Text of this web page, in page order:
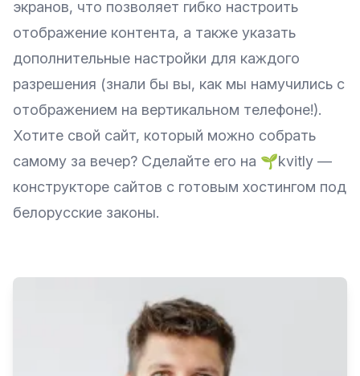
экранов, что позволяет гибко настроить
отображение контента, а также указать
дополнительные настройки для каждого
разрешения (знали бы вы, как мы намучились с
отображением на вертикальном телефоне!).
Хотите свой сайт, который можно собрать
самому за вечер? Сделайте его на 🌱kvitly —
конструкторе сайтов с готовым хостингом под
белорусские законы.